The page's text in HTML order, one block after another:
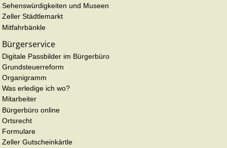
Sehenswürdigkeiten und Museen
Zeller Städtlemarkt
Mitfahrbänkle
Bürgerservice
Digitale Passbilder im Bürgerbüro
Grundsteuerreform
Organigramm
Was erledige ich wo?
Mitarbeiter
Bürgerbüro online
Ortsrecht
Formulare
Zeller Gutscheinkärtle